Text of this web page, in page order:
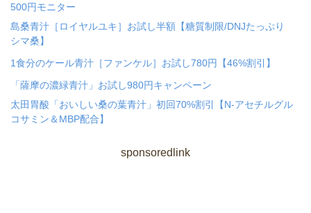
500円モニター
島桑青汁［ロイヤルユキ］お試し半額【糖質制限/DNJたっぷり
シマ桑】
1食分のケール青汁［ファンケル］お試し780円【46%割引】
「薩摩の濃緑青汁」お試し980円キャンペーン
太田胃酸「おいしい桑の葉青汁」初回70%割引【N-アセチルグル
コサミン＆MBP配合】
sponsoredlink